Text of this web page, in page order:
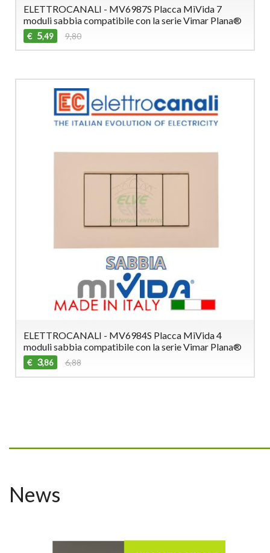
ELETTROCANALI - MV6987S Placca MiVida 7
moduli sabbia compatibile con la serie Vimar Plana®
€ 5,49 9,80
ELETTROCANALI - MV6984S Placca MiVida 4
moduli sabbia compatibile con la serie Vimar Plana®
€ 3,86 6,88
News